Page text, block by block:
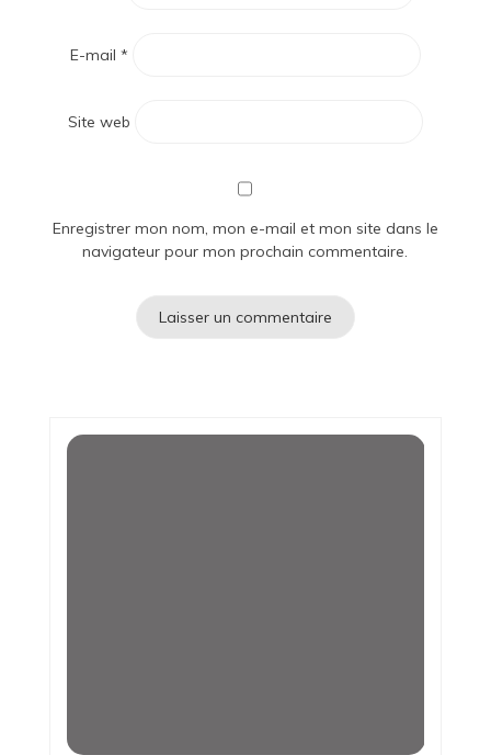
E-mail *
Site web
Enregistrer mon nom, mon e-mail et mon site dans le
navigateur pour mon prochain commentaire.